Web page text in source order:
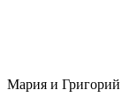
Мария и